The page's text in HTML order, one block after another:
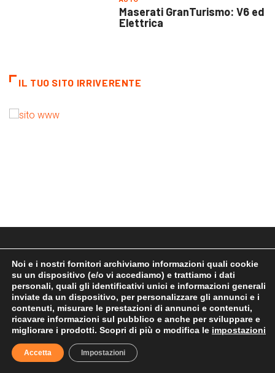
Maserati GranTurismo: V6 ed
Elettrica
IL TUO SITO IRRIVERENTE
Menu
Home
Privacy Policy
Contatti
Noi e i nostri fornitori archiviamo informazioni quali cookie
su un dispositivo (e/o vi accediamo) e trattiamo i dati
personali, quali gli identificativi unici e informazioni generali
inviate da un dispositivo, per personalizzare gli annunci e i
contenuti, misurare le prestazioni di annunci e contenuti,
ricavare informazioni sul pubblico e anche per sviluppare e
migliorare i prodotti. Scopri di più o modifica le impostazioni
Accetta Impostazioni